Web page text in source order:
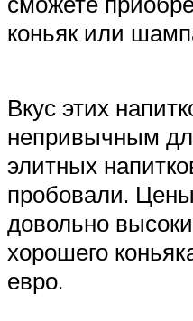
коньяк или
Вкус этих
непривычным
элитных
пробовали.
довольно
хорошего
евро.